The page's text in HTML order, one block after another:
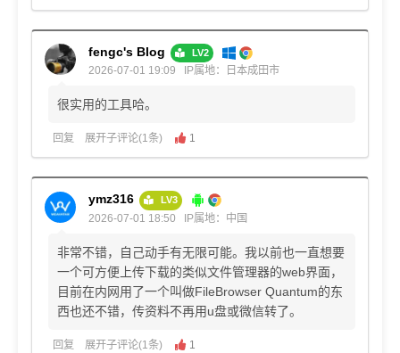
fengc's Blog LV2
2026-07-01 19:09 IP属地：日本成田市
很实用的工具哈。
回复 展开子评论(1条) 1
ymz316 LV3
2026-07-01 18:50 IP属地：中国
非常不错，自己动手有无限可能。我以前也一直想要
一个可方便上传下载的类似文件管理器的web界面，
目前在内网用了一个叫做FileBrowser Quantum的东
西也还不错，传资料不再用u盘或微信转了。
回复 展开子评论(1条) 1